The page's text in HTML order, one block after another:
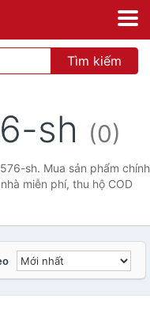
Tìm kiếm
sh (0)
sh. Mua sản phẩm chính
miễn phí, thu hộ COD